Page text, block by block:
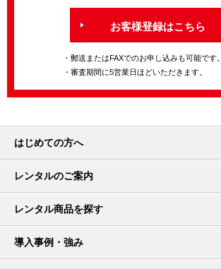
お客様登録はこちら
・郵送またはFAXでのお申し込みも可能です。
・審査期間に5営業日ほどいただきます。
はじめての方へ
レンタルのご案内
レンタル商品を探す
導入事例・強み